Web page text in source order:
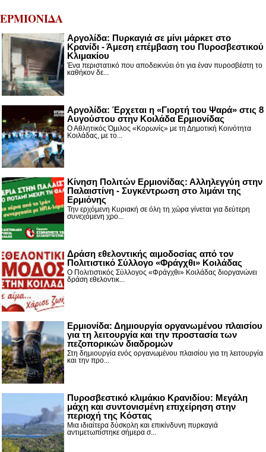
ΕΡΜΙΟΝΙΔΑ
Αργολίδα: Πυρκαγιά σε μίνι μάρκετ στο
Κρανίδι - Άμεση επέμβαση του Πυροσβεστικού
Κλιμακίου
Ένα περιστατικό που αποδεικνύει ότι για έναν πυροσβέστη το
καθήκον δε...
Αργολίδα: Έρχεται η «Γιορτή του Ψαρά» στις 8
Αυγούστου στην Κοιλάδα Ερμιονίδας
Ο Αθλητικός Όμιλος «Κορωνίς» με τη Δημοτική Κοινότητα
Κοιλάδας, με το...
Κίνηση Πολιτών Ερμιονίδας: Αλληλεγγύη στην
Παλαιστίνη - Συγκέντρωση στο λιμάνι της
Ερμιόνης
Την ερχόμενη Κυριακή σε όλη τη χώρα γίνεται για δεύτερη
συνεχόμενη χρο...
Δράση εθελοντικής αιμοδοσίας από τον
Πολιτιστικό Σύλλογο «Φράγχθι» Κοιλάδας
Ο Πολιτιστικός Σύλλογος «Φράγχθι» Κοιλάδας διοργανώνει
δράση εθελοντικ...
Ερμιονίδα: Δημιουργία οργανωμένου πλαισίου
για τη λειτουργία και την προστασία των
πεζοπορικών διαδρομών
Στη δημιουργία ενός οργανωμένου πλαισίου για τη λειτουργία
και την προ...
Πυροσβεστικό κλιμάκιο Κρανιδίου: Μεγάλη
μάχη και συντονισμένη επιχείρηση στην
περιοχή της Κόστας
Μια ιδιαίτερα δύσκολη και επικίνδυνη πυρκαγιά
αντιμετωπίστηκε σήμερα σ...